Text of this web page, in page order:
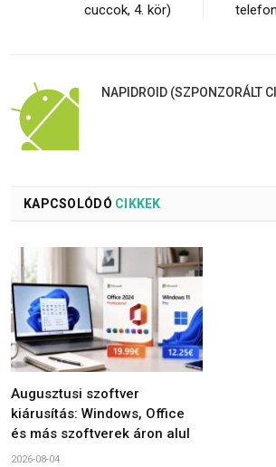
cuccok, 4. kör)
NAPIDROID (SZPONZORÁLT
KAPCSOLÓDÓ CIKKEK
Augusztusi szoftver
kiárusítás: Windows, Office
és más szoftverek áron alul
2026-08-04